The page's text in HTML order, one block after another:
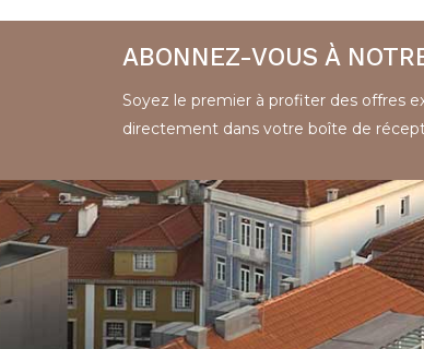
ABONNEZ-VOUS À
Soyez le premier à profiter des offres
directement dans votre boîte de